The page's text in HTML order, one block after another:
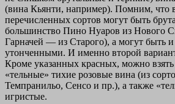
(вина Кьянти, например). Помним, что
перечисленных сортов могут быть
большинство Пино Нуаров из Нового
Гарначей — из Старого), а могут быть
утонченными. И именно второй
Кроме указанных красных, можно
«тельные» тихие розовые вина (из
Темпранильо, Сенсо и пр.), а также
игристые.